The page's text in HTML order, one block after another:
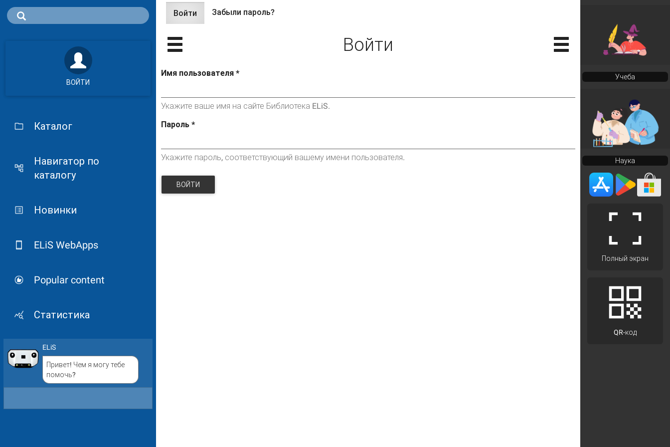
ВОЙТИ
Каталог
Навигатор по
каталогу
Новинки
ELiS WebApps
Popular content
Статистика
ELiS
Привет! Чем я могу тебе
помочь?
Главные вкладки
Войти (активная
вкладка)
Забыли пароль?
Войти
Имя пользователя*
Укажите ваше имя на сайте Библиотека ELiS.
Пароль*
Укажите пароль, соответствующий вашему имени пользователя.
ВОЙТИ
Учеба
Наука
Полный экран
QR-код